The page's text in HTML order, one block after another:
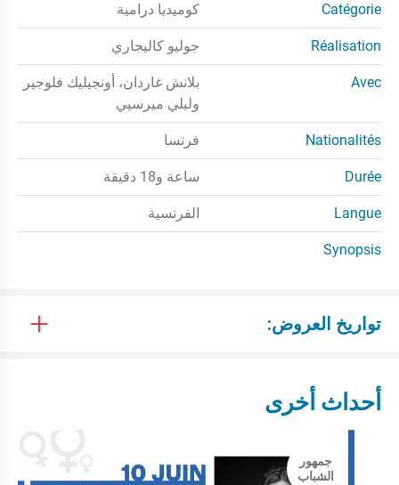
Catégorie كوميديا درامية
Réalisation جوليو كاليجاري
Avec
بلانش غاردان، أونجيليك فلوجير
وليلي ميرسيي
Nationalités فرنسا
Durée ساعة و18 دقيقة
Langue الفرنسية
Synopsis
تواريخ العروض:
أحداث أخرى
جمهور
الشباب